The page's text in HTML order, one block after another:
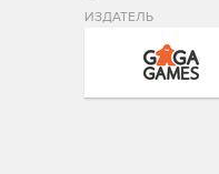
ИЗДАТЕЛЬ